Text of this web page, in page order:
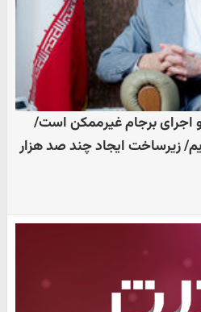
اجرای برجام غیرممکن است/
زیرساخت ایجاد چند صد هزار